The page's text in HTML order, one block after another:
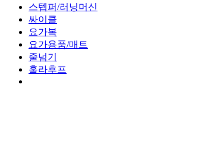
스텝퍼/러닝머신
싸이클
요가복
요가용품/매트
줄넘기
훌라후프